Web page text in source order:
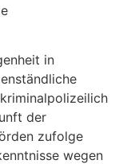
in
der
zufolge
wegen